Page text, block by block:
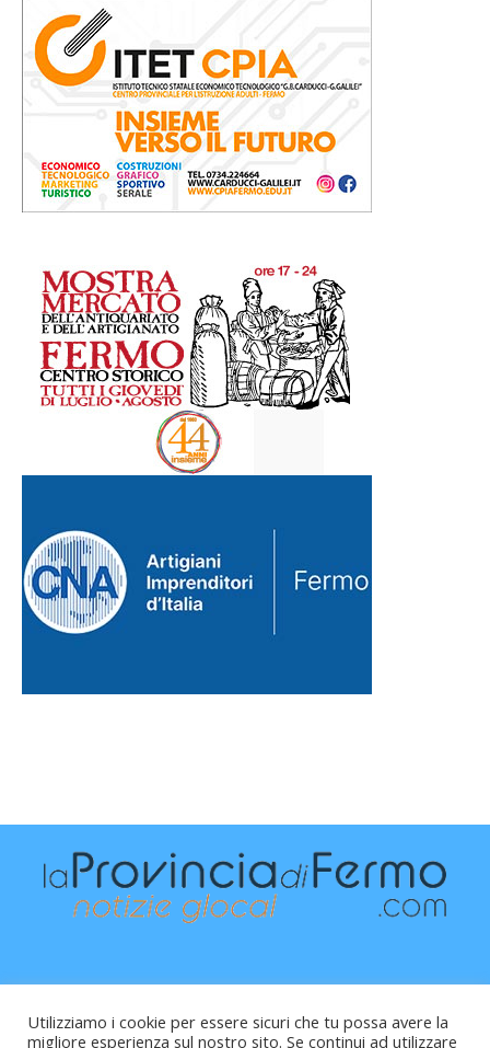
Utilizziamo i cookie per essere sicuri che tu possa avere la
migliore esperienza sul nostro sito. Se continui ad utilizzare